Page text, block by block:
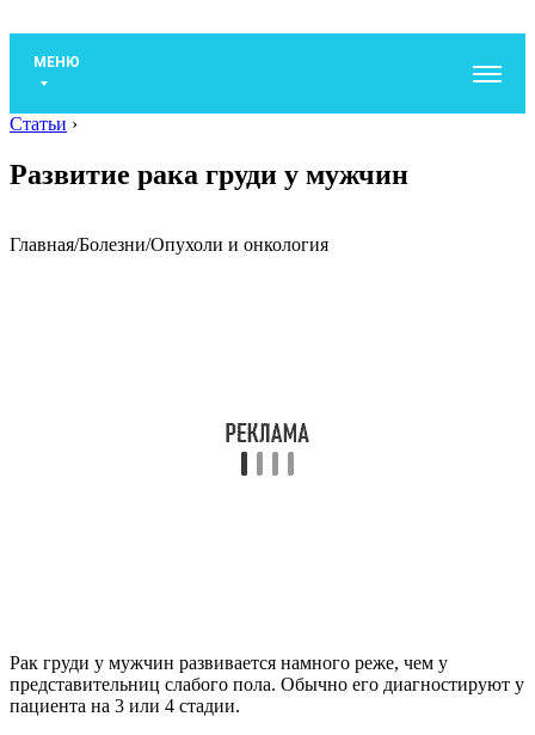
МЕНЮ
Статьи ›
Развитие рака груди у мужчин
Главная/Болезни/Опухоли и онкология
Рак груди у мужчин развивается намного реже, чем у
представительниц слабого пола. Обычно его диагностируют у
пациента на 3 или 4 стадии.